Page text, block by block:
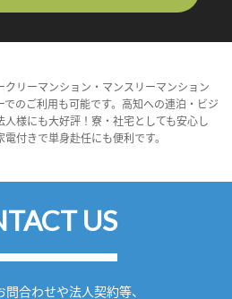
リーマンション・マンスリーマンション
のご利用も可能です。高知への連泊・ビジ
様にも大好評！寮・社宅としても安心し
付きで単身赴任にも便利です。
US
合わせや法人契約等、